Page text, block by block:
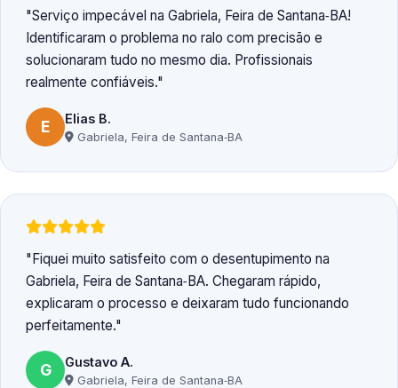
Serviço impecável na Gabriela, Feira de Santana‑BA!
Identificaram o problema no ralo com precisão e
solucionaram tudo no mesmo dia. Profissionais
realmente confiáveis.
E Elias B.
Gabriela, Feira de Santana‑BA
Fiquei muito satisfeito com o desentupimento na
Gabriela, Feira de Santana‑BA. Chegaram rápido,
explicaram o processo e deixaram tudo funcionando
perfeitamente.
G Gustavo A.
Gabriela, Feira de Santana‑BA